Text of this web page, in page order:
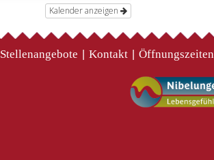
Kalender anzeigen
Stellenangebote Kontakt Öffnungszeiten